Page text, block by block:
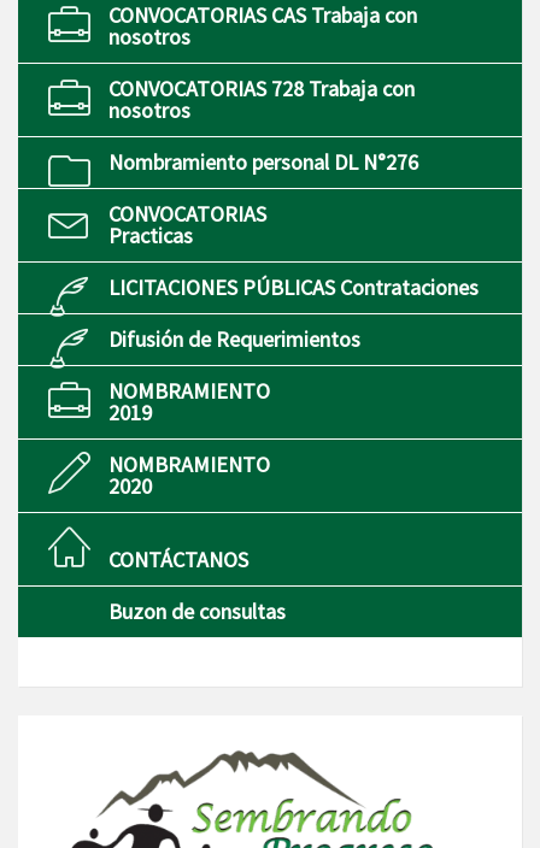
CONVOCATORIAS CAS Trabaja con
nosotros
CONVOCATORIAS 728 Trabaja con
nosotros
Nombramiento personal DL N°276
CONVOCATORIAS
Practicas
LICITACIONES PÚBLICAS Contrataciones
Difusión de Requerimientos
NOMBRAMIENTO
2019
NOMBRAMIENTO
2020
CONTÁCTANOS
Buzon de consultas